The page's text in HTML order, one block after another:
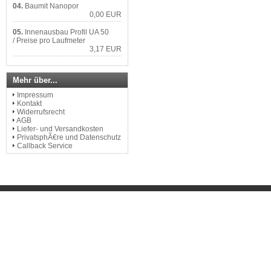
04. Baumit Nanopor
0,00 EUR
05. Innenausbau Profil UA 50
/ Preise pro Laufmeter
3,17 EUR
Mehr über...
Impressum
Kontakt
Widerrufsrecht
AGB
Liefer- und Versandkosten
PrivatsphÃ€re und Datenschutz
Callback Service